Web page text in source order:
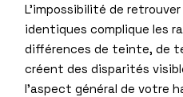
L’impossibilité de
identiques complique les
différences de teinte, de
créent des disparités
l’aspect général de votre